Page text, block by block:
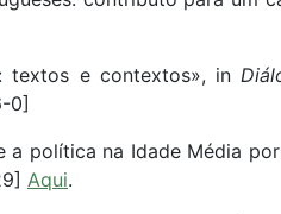
textos e contextos», in
0]
a política na Idade Média
Aqui.